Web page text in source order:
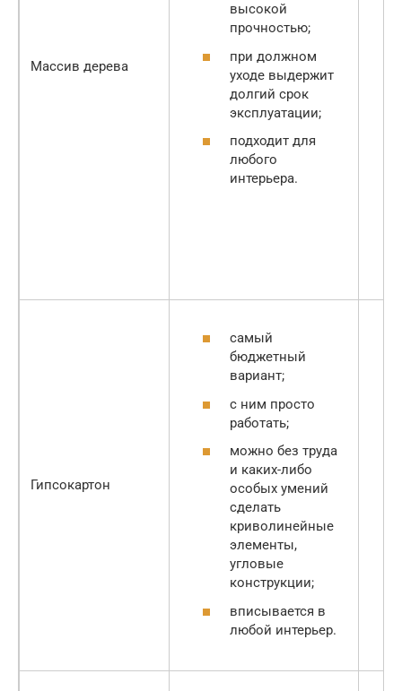
Массив дерева
высокой
прочностью;
при должном
уходе выдержит
долгий срок
эксплуатации;
подходит для
любого
интерьера.
Гипсокартон
самый
бюджетный
вариант;
с ним просто
работать;
можно без труда
и каких-либо
особых умений
сделать
криволинейные
элементы,
угловые
конструкции;
вписывается в
любой интерьер.